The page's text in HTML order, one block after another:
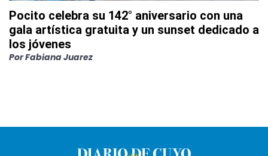
Pocito celebra su 142° aniversario con una
gala artística gratuita y un sunset dedicado a
los jóvenes
PorFabiana Juarez